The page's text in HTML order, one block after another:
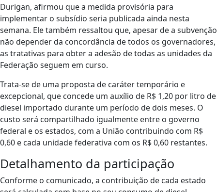
Durigan, afirmou que a medida provisória para
implementar o subsídio seria publicada ainda nesta
semana. Ele também ressaltou que, apesar de a subvenção
não depender da concordância de todos os governadores,
as tratativas para obter a adesão de todas as unidades da
Federação seguem em curso.
Trata-se de uma proposta de caráter temporário e
excepcional, que concede um auxílio de R$ 1,20 por litro de
diesel importado durante um período de dois meses. O
custo será compartilhado igualmente entre o governo
federal e os estados, com a União contribuindo com R$
0,60 e cada unidade federativa com os R$ 0,60 restantes.
Detalhamento da participação
Conforme o comunicado, a contribuição de cada estado